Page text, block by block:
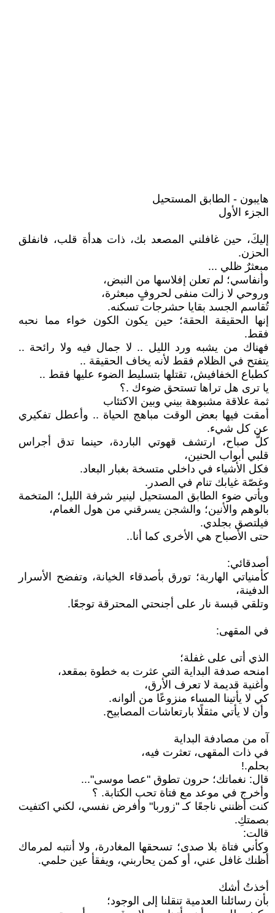
هايبون - الطابق المستحيل
الجزء الأول
إليكَ، حين غافلني المصعد بك، ذات هدأة قلب، فانفلق
الحزن.
مبعثرٌ ظلي ...
وأنفاسي؛ لم تعلن إفلاسها من النبض،
وروحي لا زالت منفى لحروفٍ مبعثرة،
تُقاسم الجسد بقايا حشرجات تسكنه.
إنها الحقيقة الحقة؛ حين يكون الكون خواء مما نحبه
فقط.
فهناك من يشبه ورد الليل .. لا جمال فيه ولا رائحة ..
يتفتح في الظلام فقط لأنه يخاف الحقيقة ..
كطباع الخفافيش، تقتلها بتسليط الضوء عليها فقط ..
يا ترى هل تراها تستحق ضوءك .؟
ثمة علاقة مشبوهة بيني وبين الاكتئاب
أمقت فيها بعض الوقت مباهج الحياة .. وأعطل تفكيري
عن كل شيء.
كلَّ صباح، ارتشف قهوتي الباردة، حينما تدق أجراس
قلبي أبواب الحنين،
فكل الأشياء في داخلي متسخة بغبار البعاد.
وغصّة غيابك تنام في الصدر.
ويأتي ضوء الطابق المستحيل لينير شرفة الليل؛ المتخمة
بالوهم والأنين؛ والشجن يسرقني من هول الغمام،
فيلتصق بجلدي.
حتى الأصباح هي الأخرى كما أنا..
أصدقائي:
كأمنياتي الهاربة؛ تورق بأصدقاء الخيانة، وتفضح الأسرار
الدفينة،
وتلقي قبسة نار على أجنحتي المحترقة توجعًا.
في المقهى:
الذي أتى على غفلة؛
امنحه صدفة البداية التي عثرت به خطوة بمقعد،
وأغنية قديمة لا تعرف الأرق،
كي لا يأتينا المساء منزوعًا من ألوانه.
وأن لا يأتي مثقلًا بارتعاشات المصابيح.
آه من مصادفة البداية
في ذات المقهى، تعثرت فيه،
بحلم.!
قال: نغماتك؛ حرون تطوق "عصا موسى"...
وأخرج في موعد مع فتاة تحب الكتابة. ؟
كنت أظنني ناجعًا كـ "زوربا" وأفرض نفسي، لكني اكتفيت
بصمتكِ.
قالت:
وكأني فتاة بلا صدى؛ تسحقها المغادرة، ولا أنتبه لمرماك
أظنك غافل عني، أو كمن يحاربني، ويفقأ عين حلمي.
أخذتُ أشك
بأن رسائلنا العدمية تنقلنا إلى الوجود؛